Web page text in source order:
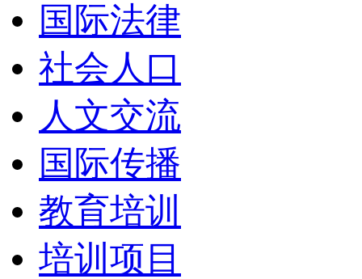
国际法律
社会人口
人文交流
国际传播
教育培训
培训项目